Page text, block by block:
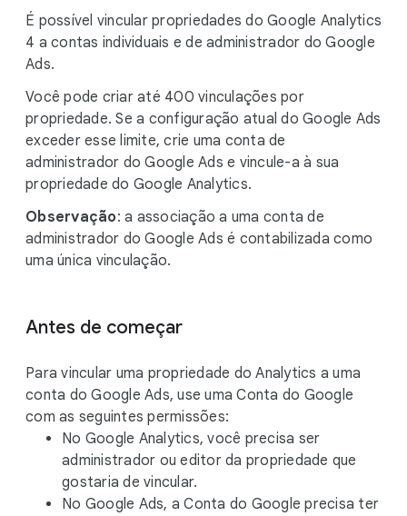
É possível vincular propriedades do Google Analytics
4 a contas individuais e de administrador do Google
Ads.
Você pode criar até 400 vinculações por
propriedade. Se a configuração atual do Google Ads
exceder esse limite, crie uma conta de
administrador do Google Ads e vincule-a à sua
propriedade do Google Analytics.
Observação: a associação a uma conta de
administrador do Google Ads é contabilizada como
uma única vinculação.
Antes de começar
Para vincular uma propriedade do Analytics a uma
conta do Google Ads, use uma Conta do Google
com as seguintes permissões:
No Google Analytics, você precisa ser
administrador ou editor da propriedade que
gostaria de vincular.
No Google Ads, a Conta do Google precisa ter